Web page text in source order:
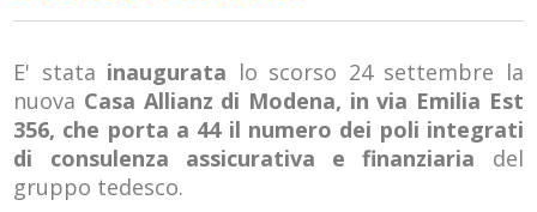
E' stata inaugurata lo scorso 24 settembre la
nuova Casa Allianz di Modena, in via Emilia Est
356, che porta a 44 il numero dei poli integrati
di consulenza assicurativa e finanziaria del
gruppo tedesco.